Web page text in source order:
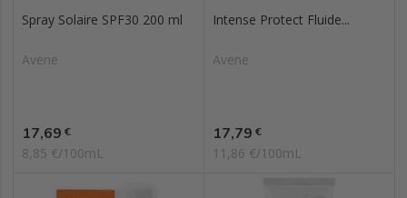
Spray Solaire SPF30 200 ml
Avene
Prix
17,69 €
8,85 €/100mL
Intense Protect Fluide...
Avene
Prix
17,79 €
11,86 €/100mL